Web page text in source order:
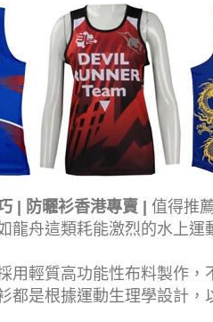
| 防曬衫香港專賣 | 值得推
龍舟這類耗能激烈的水上運
用輕質高功能性布料製作
都是根據運動生理學設計